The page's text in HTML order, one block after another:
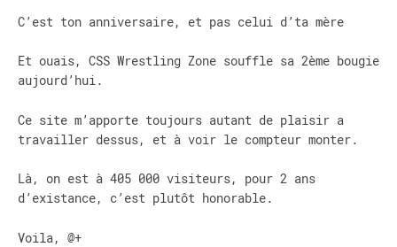
C’est ton anniversaire, et pas celui d’ta mère
Et ouais, CSS Wrestling Zone souffle sa 2ème bougie
aujourd’hui.
Ce site m’apporte toujours autant de plaisir a
travailler dessus, et à voir le compteur monter.
Là, on est à 405 000 visiteurs, pour 2 ans
d’existance, c’est plutôt honorable.
Voila, @+